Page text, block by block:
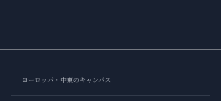
ヨーロッパ・中東のキャンパス